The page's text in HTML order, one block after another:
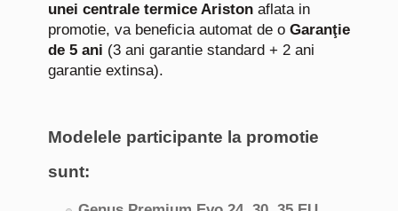
unei centrale termice Ariston aflata in
promotie, va beneficia automat de o Garanţie
de 5 ani (3 ani garantie standard + 2 ani
garantie extinsa).
Modelele participante la promotie
sunt: